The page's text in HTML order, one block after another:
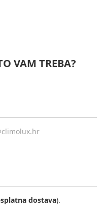
VAM TREBA?
dostava).